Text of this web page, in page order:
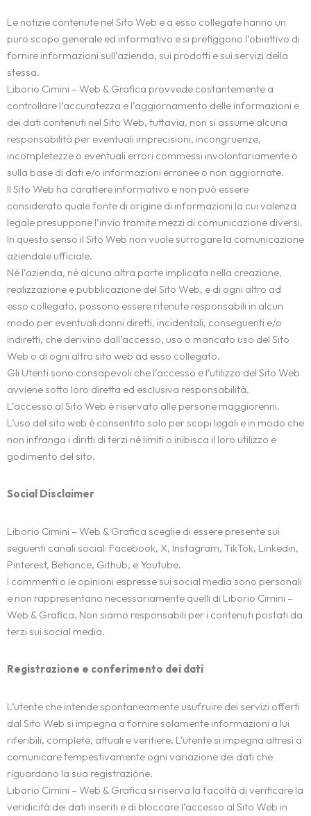
Le notizie contenute nel Sito Web e a esso collegate hanno un
puro scopo generale ed informativo e si prefiggono l’obiettivo di
fornire informazioni sull’azienda, sui prodotti e sui servizi della
stessa.
Liborio Cimini – Web & Grafica provvede costantemente a
controllare l’accuratezza e l’aggiornamento delle informazioni e
dei dati contenuti nel Sito Web, tuttavia, non si assume alcuna
responsabilità per eventuali imprecisioni, incongruenze,
incompletezze o eventuali errori commessi involontariamente o
sulla base di dati e/o informazioni erronee o non aggiornate.
Il Sito Web ha carattere informativo e non può essere
considerato quale fonte di origine di informazioni la cui valenza
legale presuppone l’invio tramite mezzi di comunicazione diversi.
In questo senso il Sito Web non vuole surrogare la comunicazione
aziendale ufficiale.
Né l’azienda, né alcuna altra parte implicata nella creazione,
realizzazione e pubblicazione del Sito Web, e di ogni altro ad
esso collegato, possono essere ritenute responsabili in alcun
modo per eventuali danni diretti, incidentali, conseguenti e/o
indiretti, che derivino dall’accesso, uso o mancato uso del Sito
Web o di ogni altro sito web ad esso collegato.
Gli Utenti sono consapevoli che l’accesso e l’utilizzo del Sito Web
avviene sotto loro diretta ed esclusiva responsabilità.
L’accesso al Sito Web è riservato alle persone maggiorenni.
L’uso del sito web è consentito solo per scopi legali e in modo che
non infranga i diritti di terzi né limiti o inibisca il loro utilizzo e
godimento del sito.
Social Disclaimer
Liborio Cimini – Web & Grafica sceglie di essere presente sui
seguenti canali social: Facebook, X, Instagram, TikTok, Linkedin,
Pinterest, Behance, Github, e Youtube.
I commenti o le opinioni espresse sui social media sono personali
e non rappresentano necessariamente quelli di Liborio Cimini –
Web & Grafica. Non siamo responsabili per i contenuti postati da
terzi sui social media.
Registrazione e conferimento dei dati
L’utente che intende spontaneamente usufruire dei servizi offerti
dal Sito Web si impegna a fornire solamente informazioni a lui
riferibili, complete, attuali e veritiere. L’utente si impegna altresì a
comunicare tempestivamente ogni variazione dei dati che
riguardano la sua registrazione.
Liborio Cimini – Web & Grafica si riserva la facoltà di verificare la
veridicità dei dati inseriti e di bloccare l’accesso al Sito Web in